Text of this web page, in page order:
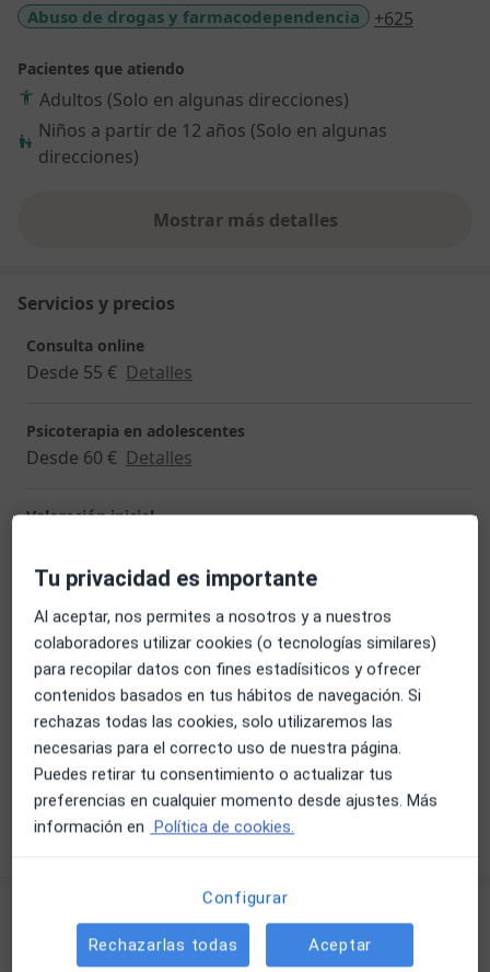
Abuso de drogas y farmacodependencia
+625
Pacientes que atiendo
Adultos (Solo en algunas direcciones)
Niños a partir de 12 años (Solo en algunas
direcciones)
Mostrar más detalles
sobre la experiencia
Servicios y precios
Consulta online
Desde 55 € Detalles
Psicoterapia en adolescentes
Desde 60 € Detalles
Valoración inicial
Desde 60 € Detalles
Terapia para la depresión
Desde 55 € Detalles
+ 20 servicios
¿Cómo funcionan los precios?
Tu privacidad es importante
Al aceptar, nos permites a nosotros y a nuestros
colaboradores utilizar cookies (o tecnologías similares)
para recopilar datos con fines estadísiticos y ofrecer
contenidos basados en tus hábitos de navegación. Si
rechazas todas las cookies, solo utilizaremos las
necesarias para el correcto uso de nuestra página.
Puedes retirar tu consentimiento o actualizar tus
preferencias en cualquier momento desde ajustes. Más
información en Política de cookies.
Configurar
Rechazarlas todas Aceptar